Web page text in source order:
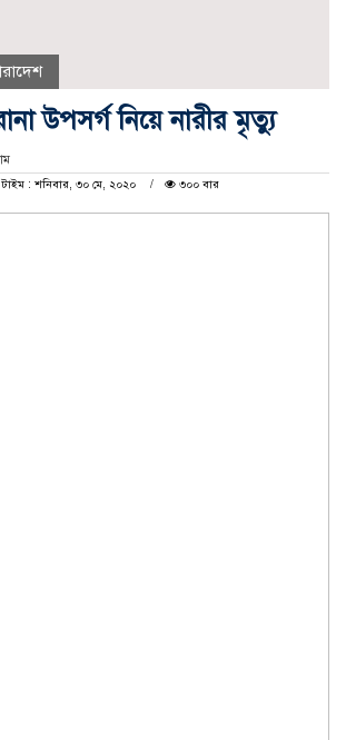
উপসর্গ নিয়ে নারীর মৃত্যু
: শনিবার, ৩০ মে, ২০২০
৩০০ বার